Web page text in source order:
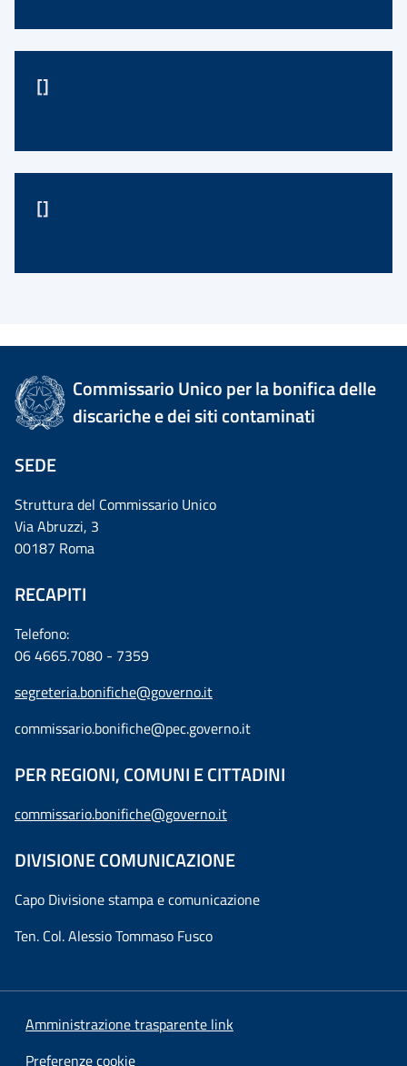
[]
[]
Commissario Unico per la bonifica delle
discariche e dei siti contaminati
SEDE
Struttura del Commissario Unico
Via Abruzzi, 3
00187 Roma
RECAPITI
Telefono:
06 4665.7080 - 7359
segreteria.bonifiche@governo.it
commissario.bonifiche@pec.governo.it
PER REGIONI, COMUNI E CITTADINI
commissario.bonifiche@governo.it
DIVISIONE COMUNICAZIONE
Capo Divisione stampa e comunicazione
Ten. Col. Alessio Tommaso Fusco
Amministrazione trasparente link
Preferenze cookie